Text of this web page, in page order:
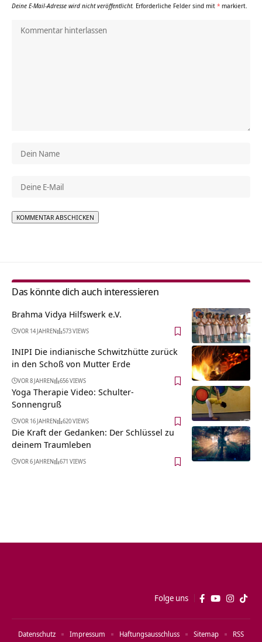
Deine E-Mail-Adresse wird nicht veröffentlicht. Erforderliche Felder sind mit * markiert.
Das könnte dich auch interessieren
Brahma Vidya Hilfswerk e.V.
VOR 14 JAHREN 573 VIEWS
INIPI Die indianische Schwitzhütte zurück
in den Schoß von Mutter Erde
VOR 8 JAHREN 656 VIEWS
Yoga Therapie Video: Schulter-
Sonnengruß
VOR 16 JAHREN 620 VIEWS
Die Kraft der Gedanken: Der Schlüssel zu
deinem Traumleben
VOR 6 JAHREN 671 VIEWS
Folge uns
Datenschutz Impressum Haftungsausschluss Sitemap RSS